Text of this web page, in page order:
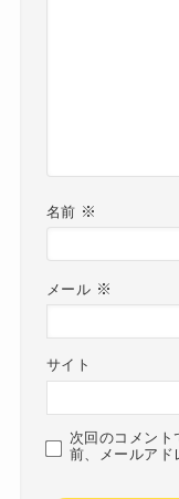
名前 ※
メール ※
サイト
次回のコメント
前、メールアド